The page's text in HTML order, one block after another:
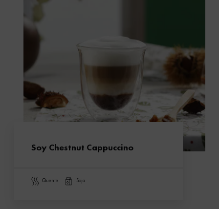
Soy Chestnut Cappuccino
quente soja